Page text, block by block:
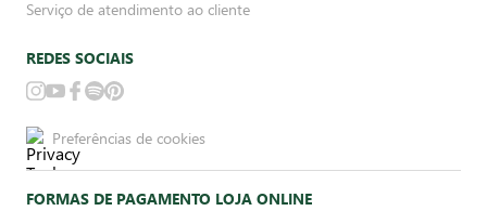
Serviço de atendimento ao cliente
REDES SOCIAIS
Preferências de cookies
FORMAS DE PAGAMENTO LOJA ONLINE